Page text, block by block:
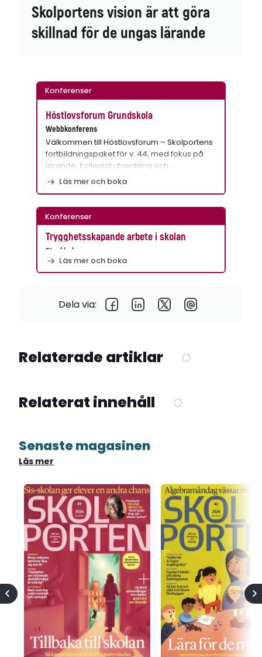
Skolportens vision är att göra
skillnad för de ungas lärande
Konferenser
Höstlovsforum Grundskola
Webbkonferens
Välkommen till Höstlovsforum – Skolportens
fortbildningspaket för v. 44, med fokus på
lärande, kollegial utveckling och…
Läs mer och boka
Konferenser
Trygghetsskapande arbete i skolan
Stockholm
Läs mer och boka
Dela via:
Relaterade artiklar
Relaterat innehåll
Senaste magasinen
Läs mer